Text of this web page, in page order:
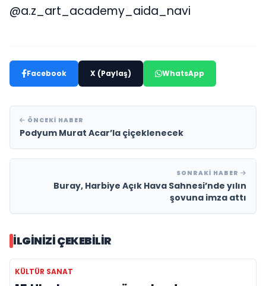
@a.z_art_academy_aida_navi
Facebook X (Paylaş) WhatsApp
ÖNCEKI HABER
Podyum Murat Acar’la çiçeklenecek
SONRAKI HABER
Buray, Harbiye Açık Hava Sahnesi’nde yılın
şovuna imza attı
İLGINIZI ÇEKEBILIR
KÜLTÜR SANAT